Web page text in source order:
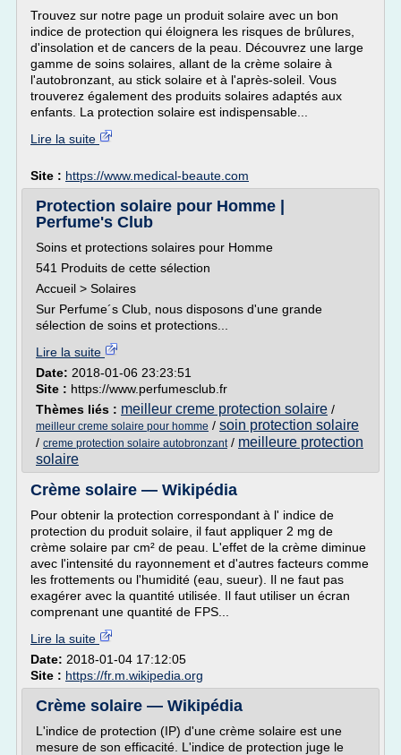
Trouvez sur notre page un produit solaire avec un bon
indice de protection qui éloignera les risques de brûlures,
d'insolation et de cancers de la peau. Découvrez une large
gamme de soins solaires, allant de la crème solaire à
l'autobronzant, au stick solaire et à l'après-soleil. Vous
trouverez également des produits solaires adaptés aux
enfants. La protection solaire est indispensable...
Lire la suite
Site : https://www.medical-beaute.com
Protection solaire pour Homme |
Perfume's Club
Soins et protections solaires pour Homme
541 Produits de cette sélection
Accueil > Solaires
Sur Perfume´s Club, nous disposons d'une grande
sélection de soins et protections...
Lire la suite
Date: 2018-01-06 23:23:51
Site : https://www.perfumesclub.fr
Thèmes liés : meilleur creme protection solaire /
meilleur creme solaire pour homme / soin protection solaire
/ creme protection solaire autobronzant/ meilleure protection
solaire
Crème solaire — Wikipédia
Pour obtenir la protection correspondant à l' indice de
protection du produit solaire, il faut appliquer 2 mg de
crème solaire par cm² de peau. L'effet de la crème diminue
avec l'intensité du rayonnement et d'autres facteurs comme
les frottements ou l'humidité (eau, sueur). Il ne faut pas
exagérer avec la quantité utilisée. Il faut utiliser un écran
comprenant une quantité de FPS...
Lire la suite
Date: 2018-01-04 17:12:05
Site : https://fr.m.wikipedia.org
Crème solaire — Wikipédia
L'indice de protection (IP) d'une crème solaire est une
mesure de son efficacité. L'indice de protection juge le